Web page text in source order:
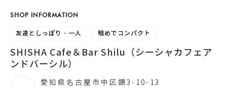
SHOP INFORMATION
友達としっぽり・一人 暗めでコンパクト
SHISHA Cafe＆Bar Shilu（シーシャカフェア
ンドバーシル）
愛知県名古屋市中区錦3-10-13